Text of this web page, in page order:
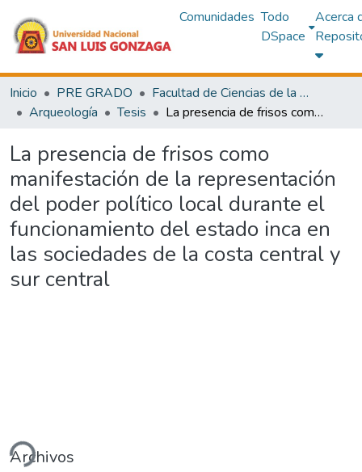
Comunidades Todo
DSpace
Acerca
Inicio PRE GRADO
Facultad de Ciencias de la Comunicación,Turismo y Arqueología
Arqueología
Tesis La presencia de frisos como manifestación de la representación del poder político local durante el funcionamiento del estado inca en las sociedades de la costa central y sur central
La presencia de frisos como
manifestación de la representación
del poder político local durante el
funcionamiento del estado inca en
las sociedades de la costa central y
sur central
Cargando...
Archivos